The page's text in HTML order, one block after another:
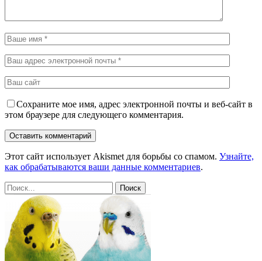
Сохраните мое имя, адрес электронной почты и веб-сайт в
этом браузере для следующего комментария.
Этот сайт использует Akismet для борьбы со спамом. Узнайте,
как обрабатываются ваши данные комментариев.